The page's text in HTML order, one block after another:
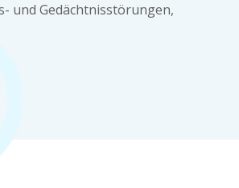
und Gedächtnisstörungen,